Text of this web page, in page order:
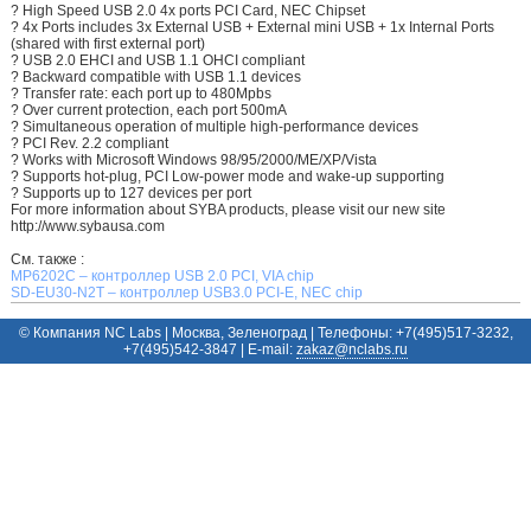
? High Speed USB 2.0 4x ports PCI Card, NEC Chipset
? 4x Ports includes 3x External USB + External mini USB + 1x Internal Ports
(shared with first external port)
? USB 2.0 EHCI and USB 1.1 OHCI compliant
? Backward compatible with USB 1.1 devices
? Transfer rate: each port up to 480Mpbs
? Over current protection, each port 500mA
? Simultaneous operation of multiple high-performance devices
? PCI Rev. 2.2 compliant
? Works with Microsoft Windows 98/95/2000/ME/XP/Vista
? Supports hot-plug, PCI Low-power mode and wake-up supporting
? Supports up to 127 devices per port
For more information about SYBA products, please visit our new site
http://www.sybausa.com
См. также :
MP6202C – контроллер USB 2.0 PCI, VIA chip
SD-EU30-N2T – контроллер USB3.0 PCI-E, NEC chip
© Компания NC Labs | Москва, Зеленоград | Телефоны: +7(495)517-3232,
+7(495)542-3847 | E-mail: ur.sbalcn@zakaz